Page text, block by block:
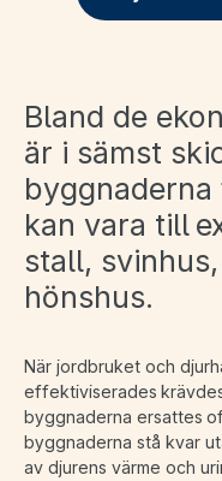
Bland de
är i sämst
kan vara till
stall,
hönshus.
När jordbruket och
effektiviserades
byggnaderna ersattes
byggnaderna stå kvar
av djurens värme och